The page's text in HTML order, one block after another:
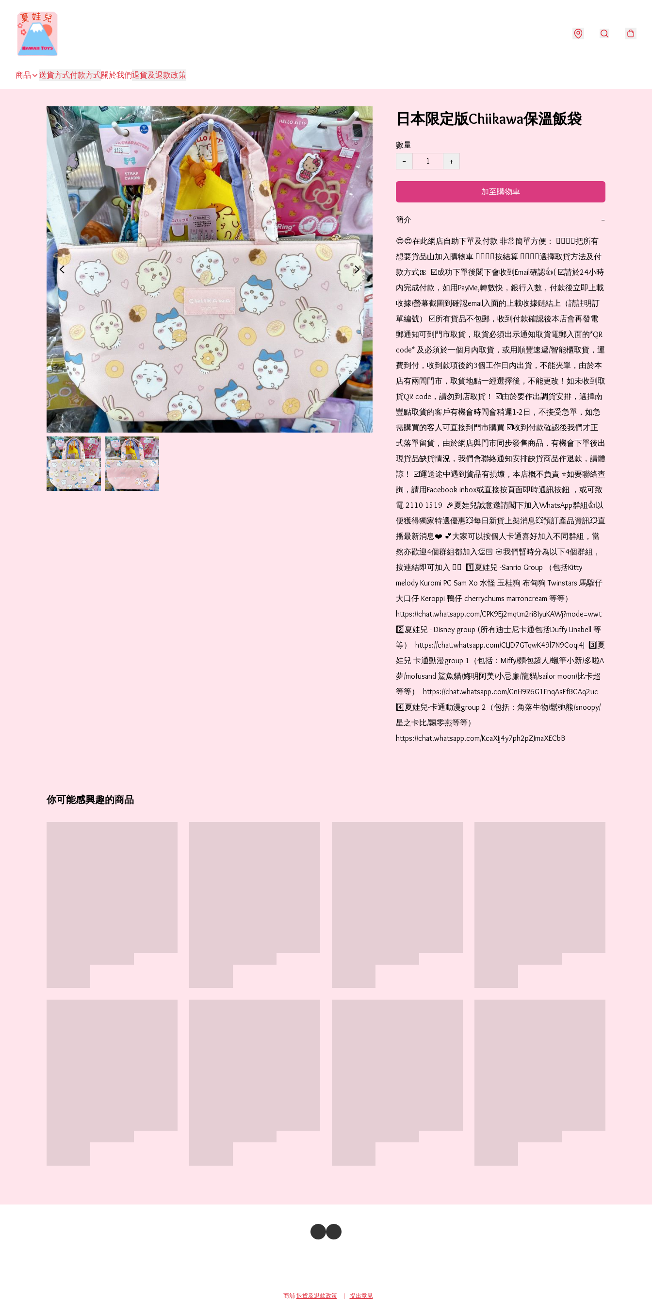
商品 送貨方式付款方式關於我們退貨及退款政策
日本限定版Chiikawa保溫飯袋
數量
−
+
加至購物車
簡介 −
😍😍在此網店自助下單及付款 非常簡單方便： 👉🏻👉🏻把所有
想要貨品山加入購物車 👉🏻👉🏻按結算 👉🏻👉🏻選擇取貨方法及付
款方式🎀  ☑️成功下單後閣下會收到Email確認👍( ☑️請於24小時
內完成付款，如用PayMe,轉數快，銀行入數，付款後立即上載
收據/螢幕截圖到確認email入面的上載收據鏈結上（請註明訂
單編號） ☑️所有貨品不包郵，收到付款確認後本店會再發電
郵通知可到門市取貨，取貨必須出示通知取貨電郵入面的*QR
code* 及必須於一個月內取貨，或用順豐速遞/智能櫃取貨，運
費到付，收到款項後約3個工作日內出貨，不能夾單，由於本
店有兩間門市，取貨地點一經選擇後，不能更改！如未收到取
貨QR code，請勿到店取貨！ ☑️由於要作出調貨安排，選擇南
豐點取貨的客戶有機會時間會稍遲1-2日，不接受急單，如急
需購買的客人可直接到門市購買 ☑️收到付款確認後我們才正
式落單留貨，由於網店與門市同步發售商品，有機會下單後出
現貨品缺貨情況，我們會聯絡通知安排缺貨商品作退款，請體
諒！ ☑️運送途中遇到貨品有損壞，本店概不負責 ⭐️如要聯絡查
詢，請用Facebook inbox或直接按頁面即時通訊按鈕 ，或可致
電 2110 1519  🎉夏娃兒誠意邀請閣下加入WhatsApp群組👍以
便獲得獨家特選優惠💥每日新貨上架消息💥預訂產品資訊💥直
播最新消息❤️ 💕大家可以按個人卡通喜好加入不同群組，當
然亦歡迎4個群組都加入👏🏻 🌸我們暫時分為以下4個群組，
按連結即可加入 👇🏻  1️⃣夏娃兒 -Sanrio Group （包括Kitty
melody Kuromi PC Sam Xo 水怪 玉桂狗 布甸狗 Twinstars 馬騮仔
大口仔 Keroppi 鴨仔 cherrychums marroncream 等等）
https://chat.whatsapp.com/CPK9Ej2mqtm2ri8IyuKAWj?mode=wwt
2️⃣夏娃兒 - Disney group (所有迪士尼卡通包括Duffy Linabell 等
等）  https://chat.whatsapp.com/CLJD7GTqwK49l7N9Coqi4J  3️⃣夏
娃兒-卡通動漫group 1（包括：Miffy/麵包超人/蠟筆小新/多啦A
夢/mofusand 鯊魚貓/娒明阿美/小忌廉/龍貓/sailor moon/比卡超
等等）  https://chat.whatsapp.com/GnH9R6G1EnqAsFfBCAq2uc
4️⃣夏娃兒-卡通動漫group 2（包括：角落生物/鬆弛熊/snoopy/
星之卡比/飄零燕等等）
https://chat.whatsapp.com/KcaXIj4y7ph2pZJmaXECbB
你可能感興趣的商品
商舖 退貨及退款政策 提出意見